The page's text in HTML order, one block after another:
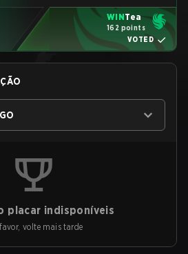
WINTea
162 points
VOTED
placar indisponíveis
volte mais tarde